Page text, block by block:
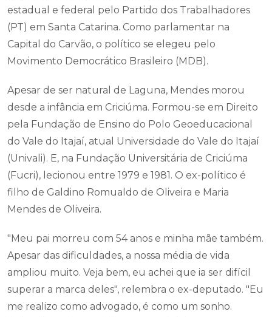
estadual e federal pelo Partido dos Trabalhadores
(PT) em Santa Catarina. Como parlamentar na
Capital do Carvão, o político se elegeu pelo
Movimento Democrático Brasileiro (MDB).
Apesar de ser natural de Laguna, Mendes morou
desde a infância em Criciúma. Formou-se em Direito
pela Fundação de Ensino do Polo Geoeducacional
do Vale do Itajaí, atual Universidade do Vale do Itajaí
(Univali). E, na Fundação Universitária de Criciúma
(Fucri), lecionou entre 1979 e 1981. O ex-político é
filho de Galdino Romualdo de Oliveira e Maria
Mendes de Oliveira.
"Meu pai morreu com 54 anos e minha mãe também.
Apesar das dificuldades, a nossa média de vida
ampliou muito. Veja bem, eu achei que ia ser difícil
superar a marca deles", relembra o ex-deputado. "Eu
me realizo como advogado, é como um sonho.